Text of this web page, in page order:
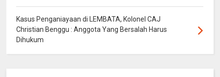
Kasus Penganiayaan di LEMBATA, Kolonel CAJ
Christian Benggu : Anggota Yang Bersalah Harus
Dihukum